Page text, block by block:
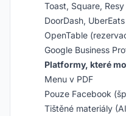
Toast, Square,
DoorDash,
OpenTable
Google Business
Platformy, které
Menu v PDF
Pouze Facebook
Tištěné materiály